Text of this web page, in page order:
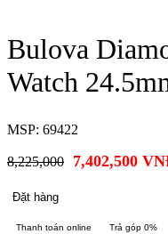
Bulova
Watch
MSP: 69422
8,225,000 7,402,500
Đặt hàng
Thanh toán online Trả góp 0%